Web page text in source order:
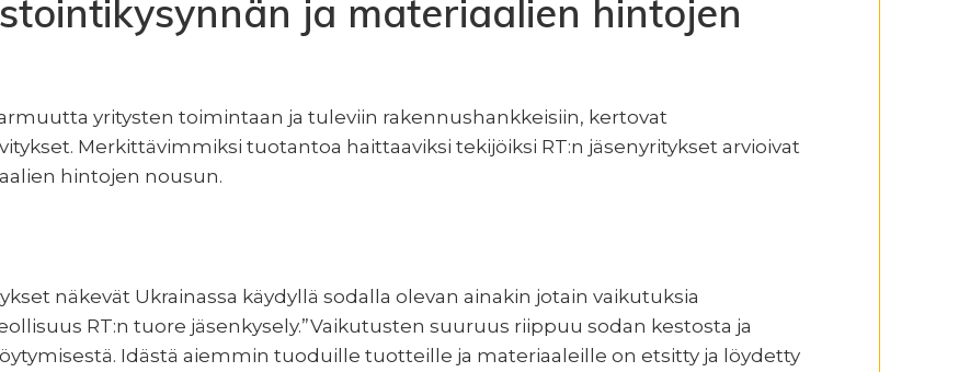
ja materiaalien hintojen
yritysten toimintaan ja tuleviin rakennushankkeisiin, kertovat
Merkittävimmiksi tuotantoa haittaaviksi tekijöiksi RT:n jäsenyritykset arvioivat
hintojen nousun.
näkevät Ukrainassa käydyllä sodalla olevan ainakin jotain vaikutuksia
RT:n tuore jäsenkysely.”Vaikutusten suuruus riippuu sodan kestosta ja
Idästä aiemmin tuoduille tuotteille ja materiaaleille on etsitty ja löydetty